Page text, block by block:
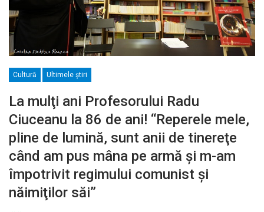
Cultură Ultimele ştiri
La mulţi ani Profesorului Radu
Ciuceanu la 86 de ani! “Reperele mele,
pline de lumină, sunt anii de tinereţe
când am pus mâna pe armă şi m-am
împotrivit regimului comunist şi
năimiţilor săi”